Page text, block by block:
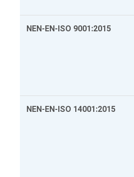
NEN-EN-ISO 9001:2015
NEN-EN-ISO 14001:2015